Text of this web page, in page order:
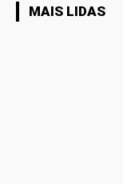
MAIS LIDAS